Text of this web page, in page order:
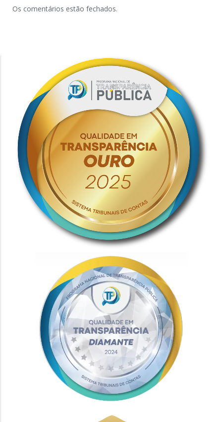
Os comentários estão fechados.